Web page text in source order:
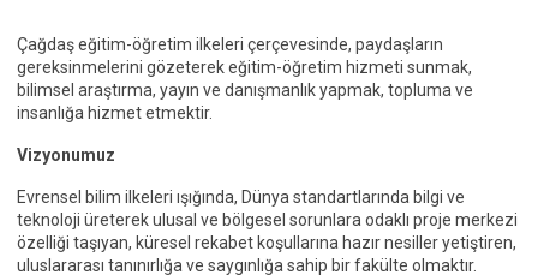
Çağdaş eğitim-öğretim ilkeleri çerçevesinde, paydaşların
gereksinmelerini gözeterek eğitim-öğretim hizmeti sunmak,
bilimsel araştırma, yayın ve danışmanlık yapmak, topluma ve
insanlığa hizmet etmektir.
Vizyonumuz
Evrensel bilim ilkeleri ışığında, Dünya standartlarında bilgi ve
teknoloji üreterek ulusal ve bölgesel sorunlara odaklı proje merkezi
özelliği taşıyan, küresel rekabet koşullarına hazır nesiller yetiştiren,
uluslararası tanınırlığa ve saygınlığa sahip bir fakülte olmaktır.